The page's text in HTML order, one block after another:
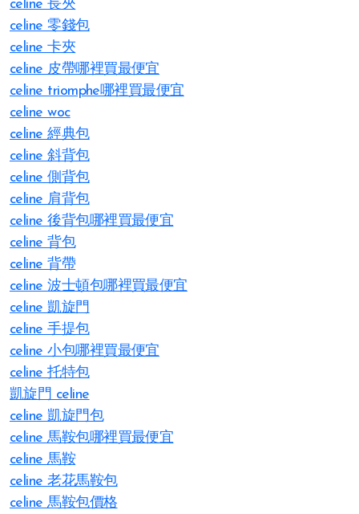
celine 長夾
celine 零錢包
celine 卡夾
celine 皮帶哪裡買最便宜
celine triomphe哪裡買最便宜
celine woc
celine 經典包
celine 斜背包
celine 側背包
celine 肩背包
celine 後背包哪裡買最便宜
celine 背包
celine 背帶
celine 波士頓包哪裡買最便宜
celine 凱旋門
celine 手提包
celine 小包哪裡買最便宜
celine 托特包
凱旋門 celine
celine 凱旋門包
celine 馬鞍包哪裡買最便宜
celine 馬鞍
celine 老花馬鞍包
celine 馬鞍包價格